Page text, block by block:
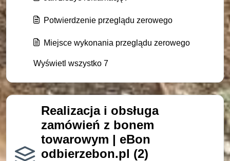
Potwierdzenie przeglądu zerowego
Miejsce wykonania przeglądu zerowego
Wyświetl wszystko 7
Realizacja i obsługa
zamówień z bonem
towarowym | eBon
odbierzebon.pl (2)